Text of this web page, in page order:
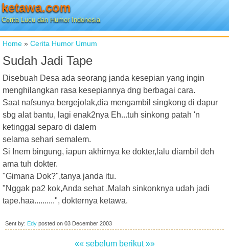
ketawa.com
Cerita Lucu dan Humor Indonesia
Home » Cerita Humor Umum
Sudah Jadi Tape
Disebuah Desa ada seorang janda kesepian yang ingin
menghilangkan rasa kesepiannya dng berbagai cara.
Saat nafsunya bergejolak,dia mengambil singkong di dapur
sbg alat bantu, lagi enak2nya Eh...tuh sinkong patah 'n
ketinggal separo di dalem
selama sehari semalem.
Si Inem bingung, iapun akhirnya ke dokter,lalu diambil deh
ama tuh dokter.
"Gimana Dok?",tanya janda itu.
"Nggak pa2 kok,Anda sehat .Malah sinkonknya udah jadi
tape.haa..........", dokternya ketawa.
Sent by: Edy posted on 03 December 2003
«« sebelum berikut »»